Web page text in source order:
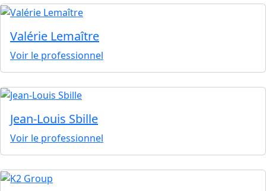
Valérie Lemaître
Voir le professionnel
Jean-Louis Sbille
Voir le professionnel